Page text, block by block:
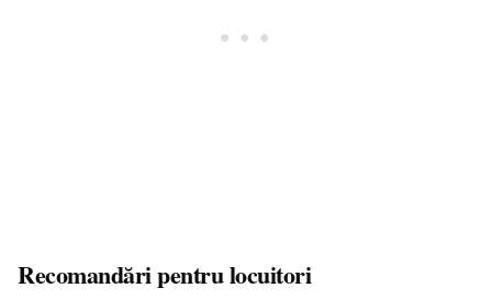
Recomandări pentru locuitori